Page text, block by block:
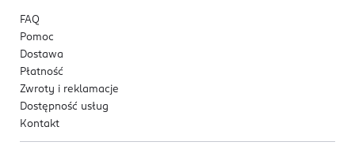
FAQ
Pomoc
Dostawa
Płatność
Zwroty i reklamacje
Dostępność usług
Kontakt